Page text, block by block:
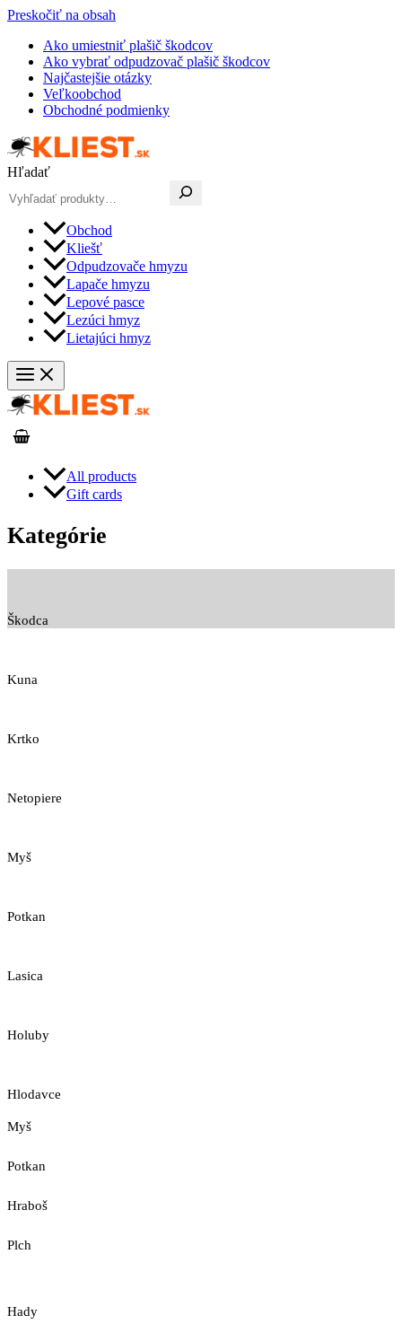
Preskočiť na obsah
Ako umiestniť plašič škodcov
Ako vybrať odpudzovač plašič škodcov
Najčastejšie otázky
Veľkoobchod
Obchodné podmienky
Hľadať
Obchod
Kliešť
Odpudzovače hmyzu
Lapače hmyzu
Lepové pasce
Lezúci hmyz
Lietajúci hmyz
All products
Gift cards
Kategórie
Škodca
Kuna
Krtko
Netopiere
Myš
Potkan
Lasica
Holuby
Hlodavce
Myš
Potkan
Hraboš
Plch
Hady